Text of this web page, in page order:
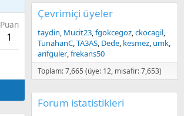
Puan
1
Çevrimiçi üyeler
taydin Mucit23 fgokcegoz ckocagil
TunahanC TA3AS Dede kesmez umk
arifguler frekans50
Toplam: 7,665 (üye: 12, misafir: 7,653)
Forum istatistikleri